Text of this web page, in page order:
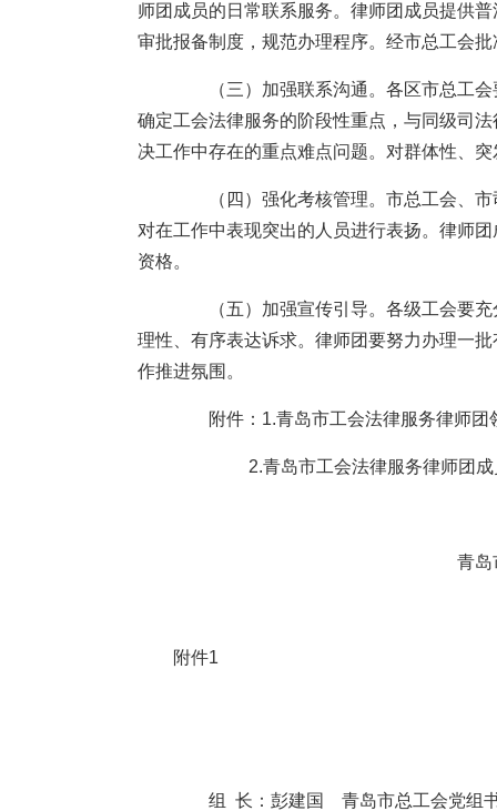
师团成员的日常联系服务。律师团成员提供
审批报备制度，规范办理程序。经市总工会
（三）加强联系沟通。各区市总工会
确定工会法律服务的阶段性重点，与同级司
决工作中存在的重点难点问题。对群体性、
（四）强化考核管理。市总工会、市
对在工作中表现突出的人员进行表扬。律师
资格。
（五）加强宣传引导。各级工会要充
理性、有序表达诉求。律师团要努力办理一
作推进氛围。
附件：1.青岛市工会法律服务律师团
2.青岛市工会法律服务律师团成员
青岛市总工会
附件1
组 长：彭建国 青岛市总工会党组书